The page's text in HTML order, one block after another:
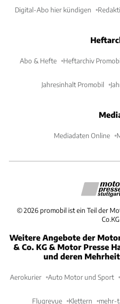
Digital-Abo hier kündigen
Abo & Hefte Heftarchiv
Jahresinhalt Promobil
Mediadaten Online
©2026 promobil ist ein Teil der
Co.KG
Weitere Angebote der
& Co. KG & Motor Presse
und deren
Aerokurier Auto Motor und Sport
Flugrevue Klettern mehr-